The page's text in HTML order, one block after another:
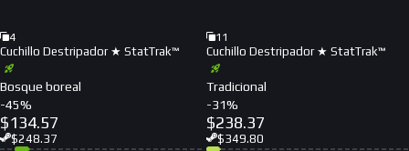
4
Cuchillo Destripador ★ StatTrak™
Bosque boreal
-45%
$134.57
$248.37
11
Cuchillo Destripador ★ StatTrak™
Tradicional
-31%
$238.37
$349.80